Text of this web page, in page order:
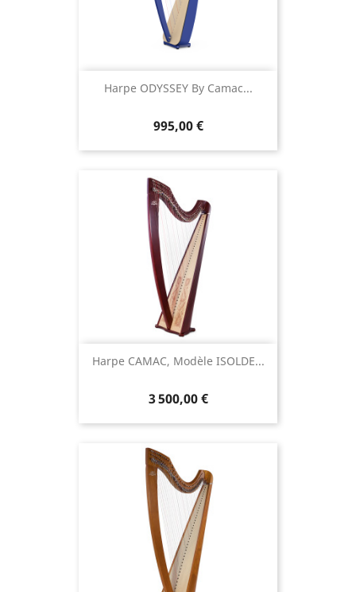
Harpe ODYSSEY By Camac...
995,00 €
Harpe CAMAC, Modèle ISOLDE...
3 500,00 €